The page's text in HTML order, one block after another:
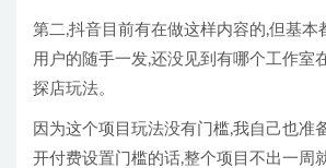
第二,抖音目前有在做这样内容的,但基本
用户的随手一发,还没见到有哪个工作室
探店玩法。
因为这个项目玩法没有门槛,我自己也准
开付费设置门槛的话,整个项目不出一周